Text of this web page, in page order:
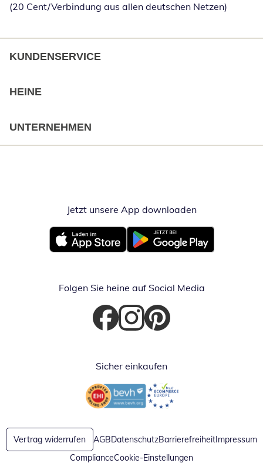
(20 Cent/Verbindung aus allen deutschen Netzen)
KUNDENSERVICE
HEINE
UNTERNEHMEN
Jetzt unsere App downloadenÖffnet in
Öffnet in neuem FensterÖffnet in neuem Fenster
Folgen Sie heine auf Social Media
Öffnet in neuem Fenster
Öffnet in neuem Fenster
Öffnet in neuem Fenster
Sicher einkaufen
Öffnet in neuem FensterÖffnet in neuem Fenster
Vertrag widerrufen AGBDatenschutzBarrierefreiheitImpressum
ComplianceCookie-Einstellungen